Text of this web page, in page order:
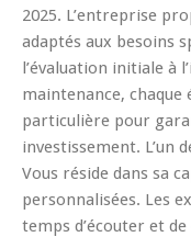
2025. L’entreprise
adaptés aux besoins
l’évaluation initiale à
maintenance, chaque
particulière pour
investissement. L’un
Vous réside dans sa
personnalisées. Les
temps d’écouter et